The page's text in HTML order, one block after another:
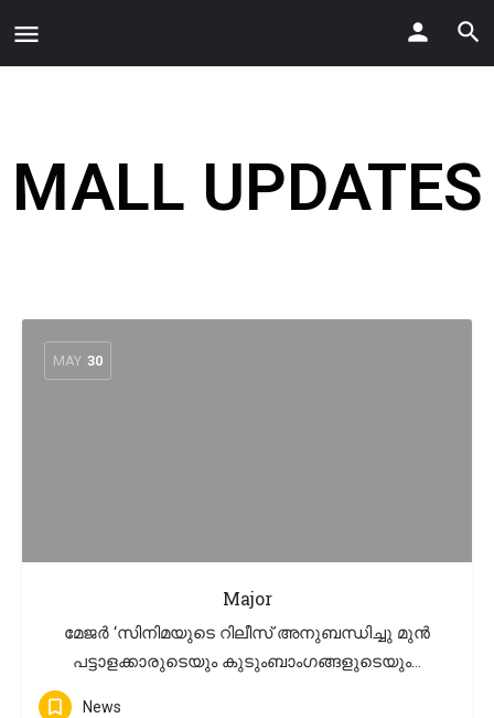
MALL UPDATES
MAY 30
Major
മേജർ ‘സിനിമയുടെ റിലീസ് അനുബന്ധിച്ചു മുൻ
പട്ടാളക്കാരുടെയും കുടുംബാംഗങ്ങളുടെയും…
News